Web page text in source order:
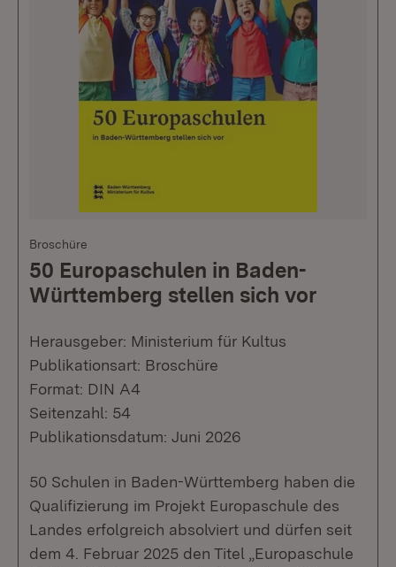
Broschüre
50 Europaschulen in Baden-
Württemberg stellen sich vor
Herausgeber: Ministerium für Kultus
Publikationsart: Broschüre
Format: DIN A4
Seitenzahl: 54
Publikationsdatum: Juni 2026
50 Schulen in Baden-Württemberg haben die
Qualifizierung im Projekt Europaschule des
Landes erfolgreich absolviert und dürfen seit
dem 4. Februar 2025 den Titel „Europaschule